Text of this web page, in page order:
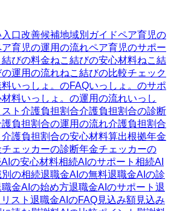
口改善候補地域別ガイドペア育児の
ア育児の運用の流れペア育児のサポー
結びの料金ねこ結びの安心材料ねこ結
運用の流れねこ結びの比較チェック
料いっしょ。のFAQいっしょ。のサポ
材料いっしょ。の運用の流れいっし
ト 介護負担割合介護負担割合の診断
護負担割合の運用の流れ介護負担割合
介護負担割合の安心材料算出根拠年金
ェッカーの診断年金チェッカーの
の安心材料相続AIのサポート 相続AI
の相続退職金AIの無料退職金AIの診
職金AIの始め方退職金AIのサポート 退
スト 退職金AIのFAQ見込み額見込み